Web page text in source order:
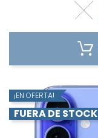
¡EN OFERTA!
FUERA DE STOCK